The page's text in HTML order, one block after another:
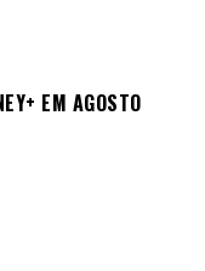
EM AGOSTO